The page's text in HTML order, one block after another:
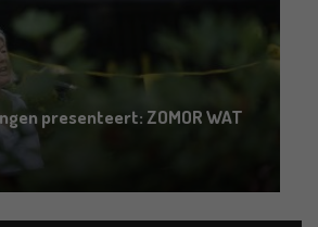
presenteert: ZOMOR WAT